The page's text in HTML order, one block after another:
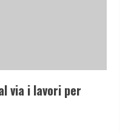
via i lavori per